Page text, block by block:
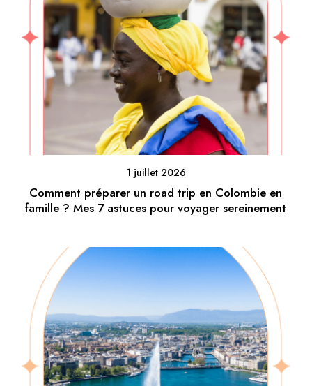
1 juillet 2026
Comment préparer un road trip en Colombie en
famille ? Mes 7 astuces pour voyager sereinement